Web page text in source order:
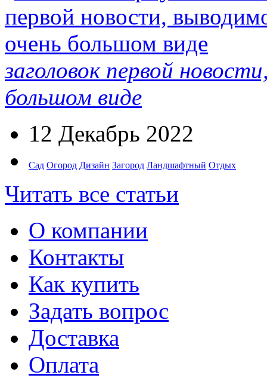
заголовок первой
большом виде
12 Декабрь 2022
Сад Огород Дизайн Загород Ландшафтный Отдых
Читать все статьи
О компании
Контакты
Как купить
Задать вопрос
Доставка
Оплата